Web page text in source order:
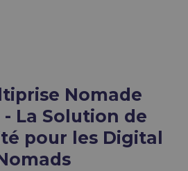
Nomade
La Solution de
pour les Digital